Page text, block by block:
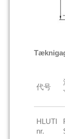
代号
HLUTI
nr.